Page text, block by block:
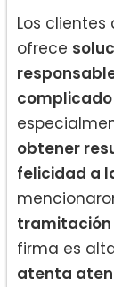
Los clientes
ofrece
obtener
felicidad a
firma es
atenta